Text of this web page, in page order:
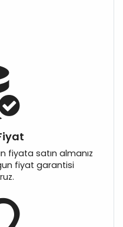
fiyata satın almanız
fiyat garantisi